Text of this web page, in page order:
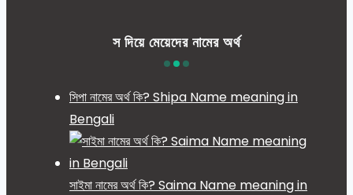
স দিয়ে মেয়েদের নামের অর্থ
সিপা নামের অর্থ কি? Shipa Name meaning in
Bengali
সাইমা নামের অর্থ কি? Saima Name meaning in